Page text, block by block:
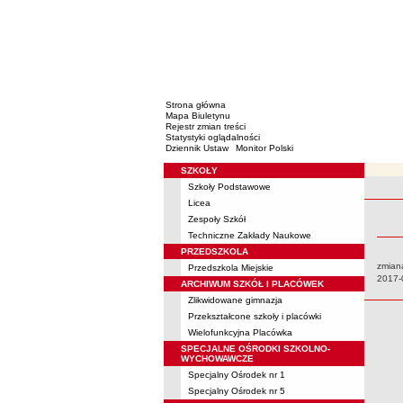
Strona główna
Mapa Biuletynu
Rejestr zmian treści
Statystyki oglądalności
Dziennik Ustaw
Monitor Polski
Menu
SZKOŁY
Szkoły Podstawowe
Licea
Zespoły Szkół
Techniczne Zakłady Naukowe
PRZEDSZKOLA
Przedszkola Miejskie
ARCHIWUM SZKÓŁ I PLACÓWEK
Zlikwidowane gimnazja
Przekształcone szkoły i placówki
Wielofunkcyjna Placówka
SPECJALNE OŚRODKI SZKOLNO-
WYCHOWAWCZE
Specjalny Ośrodek nr 1
Specjalny Ośrodek nr 5
Data:
2017-